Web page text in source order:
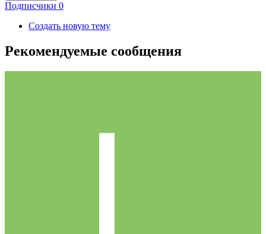
Подписчики 0
Создать новую тему
Рекомендуемые сообщения